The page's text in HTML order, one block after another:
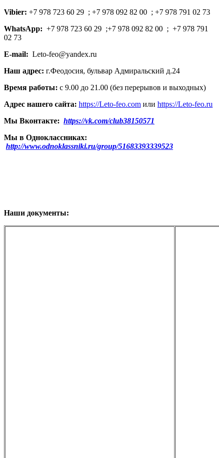
Vibier: +7 978 723 60 29 ; +7 978 092 82 00 ; +7 978 791 02 73
WhatsApp: +7 978 723 60 29 ;+7 978 092 82 00 ; +7 978 791
02 73
E-mail: Leto-feo@yandex.ru
Наш адрес: г.Феодосия, бульвар Адмиральский д.24
Время работы: с 9.00 до 21.00 (без перерывов и выходных)
Адрес нашего сайта: https://Leto-feo.com или https://Leto-feo.ru
Мы Вконтакте: https://vk.com/club38150571
Мы в Одноклассниках:
http://www.odnoklassniki.ru/group/51683393339523
Наши документы: